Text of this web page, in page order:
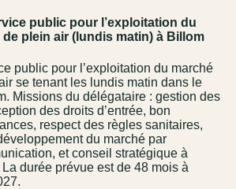
public pour l’exploitation du
plein air (lundis matin) à Billom
public pour l’exploitation du marché
se tenant les lundis matin dans le
Missions du délégataire : gestion des
des droits d’entrée, bon
respect des règles sanitaires,
du marché par
et conseil stratégique à
La durée prévue est de 48 mois à